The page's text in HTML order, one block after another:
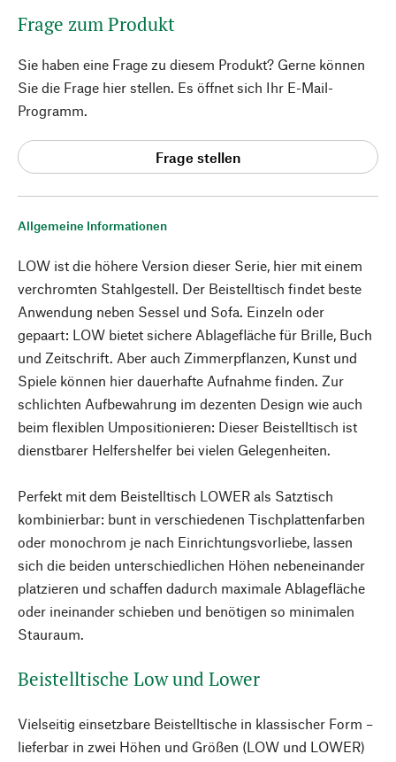
Allgemeine Informationen
LOW ist die höhere Version dieser Serie, hier mit einem
verchromten Stahlgestell. Der Beistelltisch findet beste
Anwendung neben Sessel und Sofa. Einzeln oder
gepaart: LOW bietet sichere Ablagefläche für Brille, Buch
und Zeitschrift. Aber auch Zimmerpflanzen, Kunst und
Spiele können hier dauerhafte Aufnahme finden. Zur
schlichten Aufbewahrung im dezenten Design wie auch
beim flexiblen Umpositionieren: Dieser Beistelltisch ist
dienstbarer Helfershelfer bei vielen Gelegenheiten.
Perfekt mit dem Beistelltisch LOWER als Satztisch
kombinierbar: bunt in verschiedenen Tischplattenfarben
oder monochrom je nach Einrichtungsvorliebe, lassen
sich die beiden unterschiedlichen Höhen nebeneinander
platzieren und schaffen dadurch maximale Ablagefläche
oder ineinander schieben und benötigen so minimalen
Stauraum.
Beistelltische Low und Lower
Vielseitig einsetzbare Beistelltische in klassischer Form –
lieferbar in zwei Höhen und Größen (LOW und LOWER)
Frage zum Produkt
Sie haben eine Frage zu diesem Produkt? Gerne können
Sie die Frage hier stellen. Es öffnet sich Ihr E-Mail-
Programm.
Frage stellen